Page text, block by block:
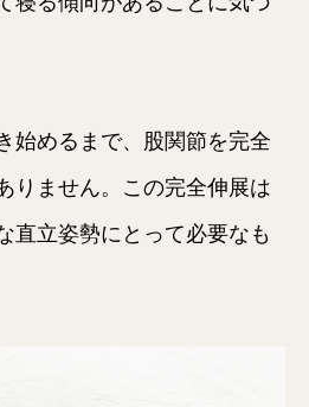
始めるまで、股関節を完全
りません。この完全伸展は
直立姿勢にとって必要なも